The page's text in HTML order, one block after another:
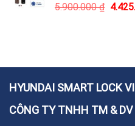
5.900.000₫
HYUNDAI SMART LOCK
CÔNG TY TNHH TM & DV